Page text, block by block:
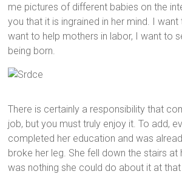
me pictures of different babies on the
you that it is ingrained in her mind. I
want to help mothers in labor, I want to
being born.
There is certainly a responsibility that
job, but you must truly enjoy it. To add,
completed her education and was
broke her leg. She fell down the stairs at
was nothing she could do about it at